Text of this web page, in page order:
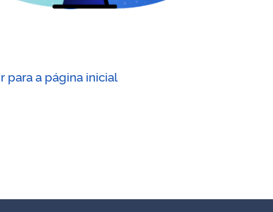
para a página inicial